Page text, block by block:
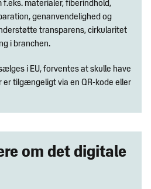
f.eks. materialer, fiberindhold,
genanvendelighed og
transparens, cirkularitet
i branchen.
i EU, forventes at skulle have
tilgængeligt via en QR-kode eller
om det digitale